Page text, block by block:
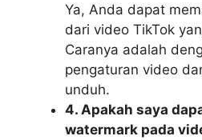
Ya, Anda dapat
dari video TikTok
Caranya adalah
pengaturan video
unduh.
4. Apakah saya
watermark pada